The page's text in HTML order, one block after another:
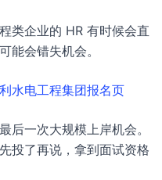
类企业的 HR 有时候会直
能会错失机会。
水电工程集团报名页
后一次大规模上岸机会。
投了再说，拿到面试资格